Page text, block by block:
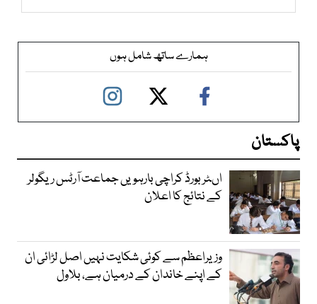
ہمارے ساتھ شامل ہوں
پاکستان
اںٹر بورڈ کراچی بارہویں جماعت آرٹس ریگولر
کے نتائج کا اعلان
وزیراعظم سے کوئی شکایت نہیں اصل لڑائی ان
کے اپنے خاندان کے درمیان ہے، بلاول